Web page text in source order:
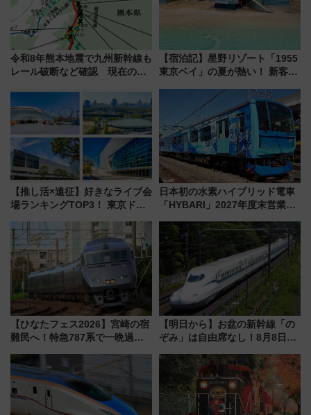
令和8年熊本地震で九州新幹線も
レール破断など確認 現在の運
【宿泊記】星野リゾート「1955
東京ベイ」の夏が熱い！ 新客室
メリカングルメ＆絶品スイーツ
を満喫（千葉県浦安市）
【推し活×遠征】好きなライブ会
場ランキングTOP3！ 東京ドー
由と交通アクセス術、ライブ会
場に何を求める？
日本初の水素ハイブリッド電車
「HYBARI」2027年度末営業運
で水素利活用が加速
【ひなたフェス2026】宮崎の宿
難民へ！特急787系で一晩過ご
ローおひさま」が救世主に？
【明日から】お盆の新幹線「の
ぞみ」は自由席なし！8月8日午
せば空きが見つかることも 混
雑避ける「空席」探しのコツ